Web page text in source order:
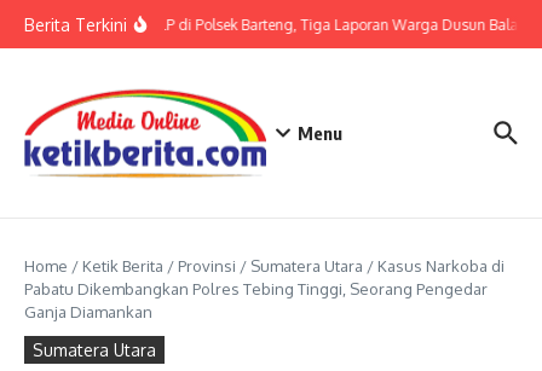
Berita TerkiniTerkait LP di Polsek Barteng, Tiga Laporan Warga Dusun Balaka
Menu
Home / Ketik Berita / Provinsi / Sumatera Utara / Kasus Narkoba di
Pabatu Dikembangkan Polres Tebing Tinggi, Seorang Pengedar
Ganja Diamankan
Sumatera Utara